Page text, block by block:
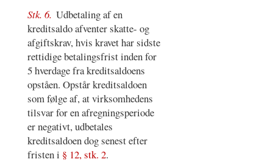
Stk. 6. Udbetaling af en
kreditsaldo afventer skatte- og
afgiftskrav, hvis kravet har sidste
rettidige betalingsfrist inden for
5 hverdage fra kreditsaldoens
opståen. Opstår kreditsaldoen
som følge af, at virksomhedens
tilsvar for en afregningsperiode
er negativt, udbetales
kreditsaldoen dog senest efter
fristen i § 12, stk. 2.